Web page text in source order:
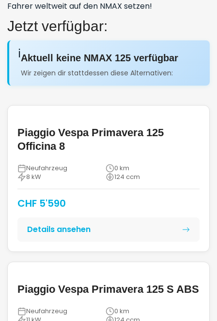
Fahrer weltweit auf den NMAX setzen!
Jetzt verfügbar:
ℹ️Aktuell keine NMAX 125 verfügbar
Wir zeigen dir stattdessen diese Alternativen:
Piaggio Vespa Primavera 125
Officina 8
Neufahrzeug
0 km
8 kW
124 ccm
CHF 5'590
Details ansehen
Piaggio Vespa Primavera 125 S ABS
Neufahrzeug
0 km